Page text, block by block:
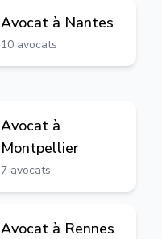
Avocat à Nantes
10 avocats
Avocat à
Montpellier
7 avocats
Avocat à Rennes